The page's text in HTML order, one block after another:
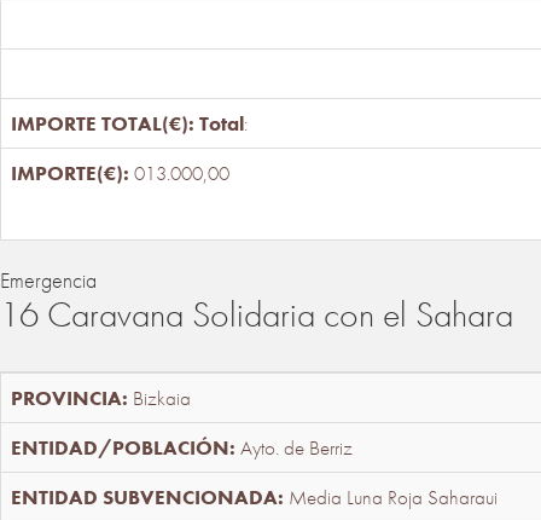
Total:
013.000,00
Emergencia
16 Caravana Solidaria con el Sahara
Bizkaia
Ayto. de Berriz
Media Luna Roja Saharaui